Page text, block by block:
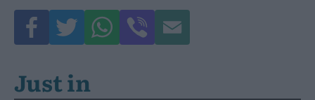
Just in